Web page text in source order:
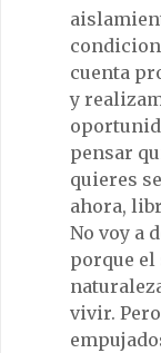
cuenta
y
pensar
quieres
ahora,
No voy a
porque el
vivir.